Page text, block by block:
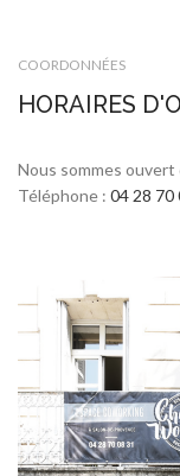
COORDONNÉES
HORAIRES
Nous sommes ouvert
Téléphone : 04 28 70